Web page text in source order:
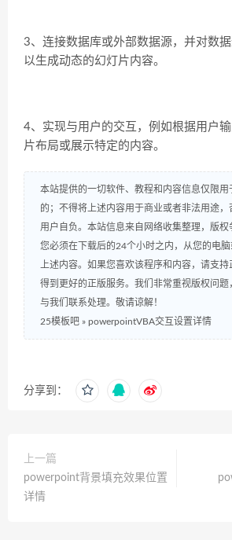
3、连接数据库或外部数据源，并对数据
以生成动态的幻灯片内容。
4、实现与用户的交互，例如根据用户输
片布局或展示特定的内容。
本站提供的一切软件、教程和内容信息仅限用
的；不得将上述内容用于商业或者非法用途
用户自负。本站信息来自网络收集整理，版权
您必须在下载后的24个小时之内，从您的电
上述内容。如果您喜欢该程序和内容，请支持
得到更好的正版服务。我们非常重视版权问题
与我们联系处理。敬请谅解！
25模板吧 » powerpointVBA交互设置详情
分享到：
上一篇
powerpoint背景填充效果位置
详情